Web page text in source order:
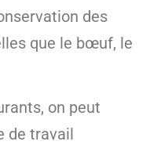
des
que le bœuf, le
on peut
de travail